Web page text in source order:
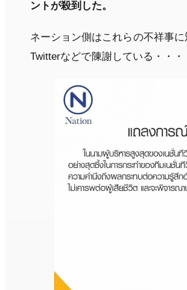
ントが殺到した。
ネーション側はこれらの不祥事
Twitterなどで陳謝している・・・